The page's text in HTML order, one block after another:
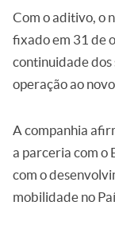
Com o aditivo, o
fixado em 31 de
continuidade
operação ao
A companhia
a parceria com o
com o
mobilidade no